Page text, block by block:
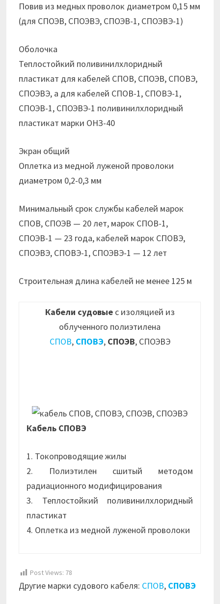
Повив из медных проволок диаметром 0,15 мм
(для СПОЭВ, СПОЭВЭ, СПОЭВ-1, СПОЭВЭ-1)
Оболочка
Теплостойкий поливинилхлоридный
пластикат для кабелей СПОВ, СПОЭВ, СПОВЭ,
СПОЭВЭ, а для кабелей СПОВ-1, СПОВЭ-1,
СПОЭВ-1, СПОЭВЭ-1 поливинилхлоридный
пластикат марки ОНЗ-40
Экран общий
Оплетка из медной луженой проволоки
диаметром 0,2-0,3 мм
Минимальный срок службы кабелей марок
СПОВ, СПОЭВ — 20 лет, марок СПОВ-1,
СПОЭВ-1 — 23 года, кабелей марок СПОВЭ,
СПОЭВЭ, СПОВЭ-1, СПОЭВЭ-1 — 12 лет
Строительная длина кабелей не менее 125 м
Кабели судовыес изоляцией из
облученного полиэтилена
СПОВ, СПОВЭ, СПОЭВ, СПОЭВЭ
Кабель СПОВЭ
1. Токопроводящие жилы
2. Полиэтилен сшитый методом
радиационного модифицирования
3. Теплостойкий поливинилхлоридный
пластикат
4. Оплетка из медной луженой проволоки
Post Views: 78
Другие марки судового кабеля: СПОВ, СПОВЭ